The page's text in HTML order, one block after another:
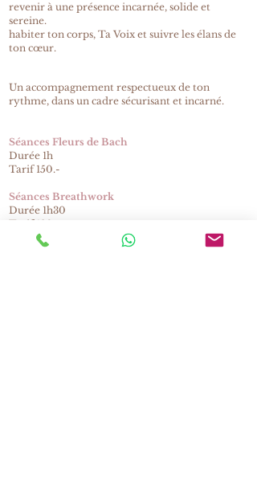
revenir à une présence incarnée, solide et
sereine.
habiter ton corps, Ta Voix et suivre les élans de
ton cœur.
Un accompagnement respectueux de ton
rythme, dans un cadre sécurisant et incarné.
Séances Fleurs de Bach
Durée 1h
Tarif 150.-
Séances Breathwork
Durée 1h30
Tarif 180.-
Séances Fleurs de Bach et Brathwork